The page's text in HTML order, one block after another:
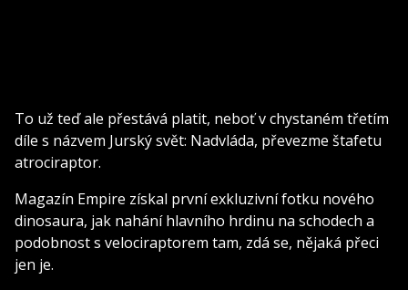
To už teď ale přestává platit, neboť v chystaném třetím
díle s názvem Jurský svět: Nadvláda, převezme štafetu
atrociraptor.
Magazín Empire získal první exkluzivní fotku nového
dinosaura, jak nahání hlavního hrdinu na schodech a
podobnost s velociraptorem tam, zdá se, nějaká přeci
jen je.